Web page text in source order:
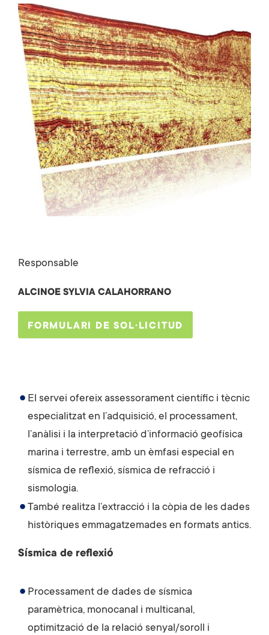
Responsable
ALCINOE SYLVIA CALAHORRANO
FORMULARI DE SOL·LICITUD
El servei ofereix assessorament científic i tècnic
especialitzat en l’adquisició, el processament,
l’anàlisi i la interpretació d’informació geofísica
marina i terrestre, amb un èmfasi especial en
sísmica de reflexió, sísmica de refracció i
sismologia.
També realitza l’extracció i la còpia de les dades
històriques emmagatzemades en formats antics.
Sísmica de reflexió
Processament de dades de sísmica
paramètrica, monocanal i multicanal,
optimització de la relació senyal/soroll i